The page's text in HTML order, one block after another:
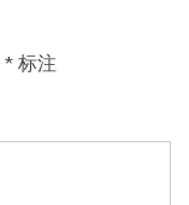
* 标注